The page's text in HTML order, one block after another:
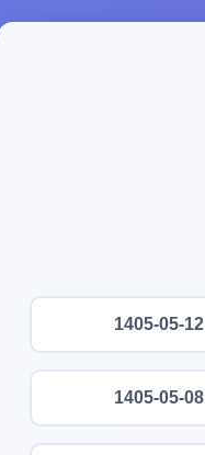
1405-05-12
1405-05-08